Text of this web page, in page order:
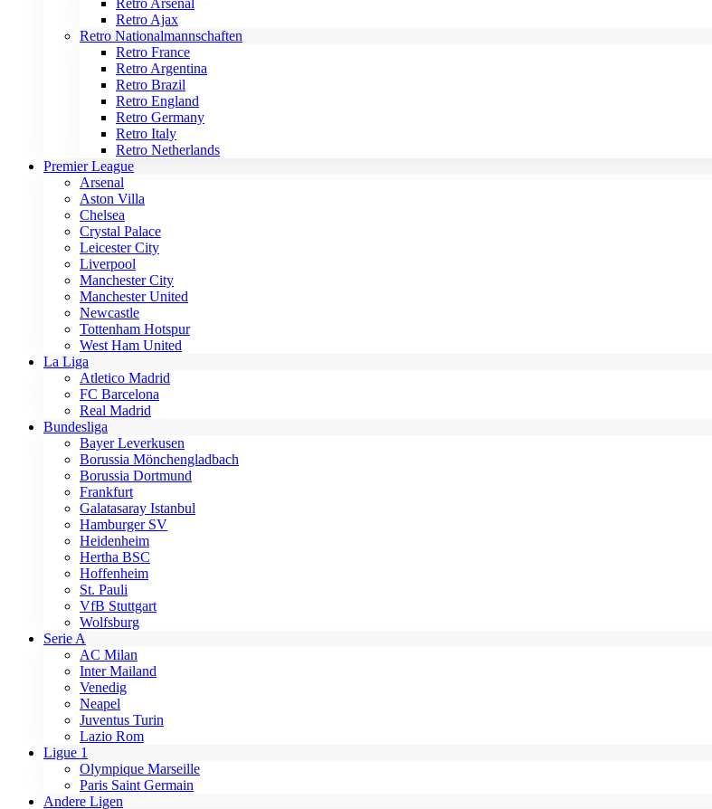
Retro Arsenal
Retro Ajax
Retro Nationalmannschaften
Retro France
Retro Argentina
Retro Brazil
Retro England
Retro Germany
Retro Italy
Retro Netherlands
Premier League
Arsenal
Aston Villa
Chelsea
Crystal Palace
Leicester City
Liverpool
Manchester City
Manchester United
Newcastle
Tottenham Hotspur
West Ham United
La Liga
Atletico Madrid
FC Barcelona
Real Madrid
Bundesliga
Bayer Leverkusen
Borussia Mönchengladbach
Borussia Dortmund
Frankfurt
Galatasaray Istanbul
Hamburger SV
Heidenheim
Hertha BSC
Hoffenheim
St. Pauli
VfB Stuttgart
Wolfsburg
Serie A
AC Milan
Inter Mailand
Venedig
Neapel
Juventus Turin
Lazio Rom
Ligue 1
Olympique Marseille
Paris Saint Germain
Andere Ligen